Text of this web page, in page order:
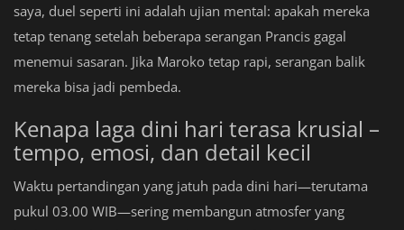
saya, duel seperti ini adalah ujian mental: apakah mereka
tetap tenang setelah beberapa serangan Prancis gagal
menemui sasaran. Jika Maroko tetap rapi, serangan balik
mereka bisa jadi pembeda.
Kenapa laga dini hari terasa krusial –
tempo, emosi, dan detail kecil
Waktu pertandingan yang jatuh pada dini hari—terutama
pukul 03.00 WIB—sering membangun atmosfer yang